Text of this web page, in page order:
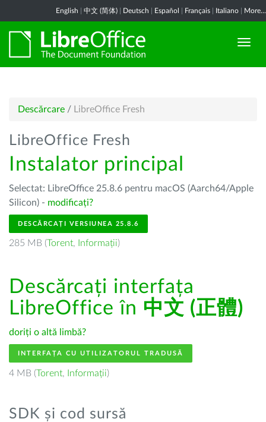
English 中文 (简体) Deutsch Español Français Italiano More...
Descărcare / LibreOffice Fresh
LibreOffice Fresh
Instalator principal
Selectat: LibreOffice 25.8.6 pentru macOS (Aarch64/Apple
Silicon) - modificați?
DESCĂRCAȚI VERSIUNEA 25.8.6
285 MB (Torent, Informații)
Descărcați interfața
LibreOffice în 中文 (正體)
doriți o altă limbă?
INTERFAȚA CU UTILIZATORUL TRADUSĂ
4 MB (Torent, Informații)
SDK și cod sursă